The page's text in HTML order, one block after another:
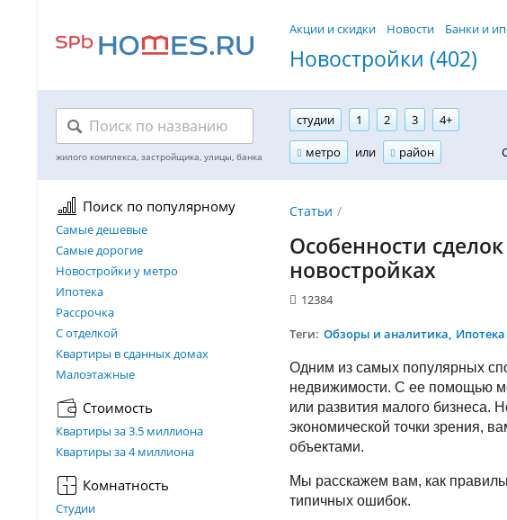
Акции и скидки Новости Банки и
Новостройки (402)
студии 1 2 3
4+
метро
или район
Поиск по популярному
Самые дешевые
Самые дорогие
Новостройки у метро
Ипотека
Рассрочка
С отделкой
Квартиры в сданных домах
Малоэтажные
Стоимость
Квартиры за 3.5 миллиона
Квартиры за 4 миллиона
Комнатность
Студии
Статьи
Ocoбeннocти
новостройках
12384
Теги: Обзоры и аналитика Ипотека
Одним из самых популярных
недвижимости. С ее помощью
или развития малого бизнеса.
экономической точки зрения,
объектами.
Мы расскажем вам, как
типичных ошибок.